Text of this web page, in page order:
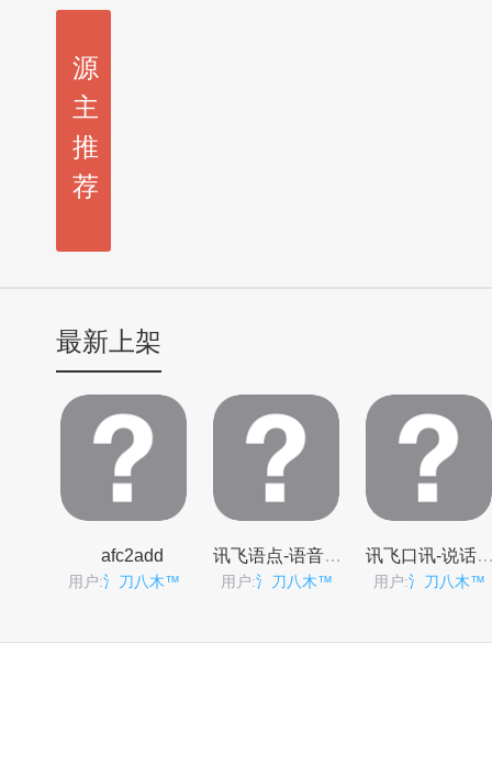
源
主
推
荐
最新上架
afc2add
用户:氵刀八木™
讯飞语点-语音助手
用户:氵刀八木™
讯飞口讯-说话
用户:氵刀八木™